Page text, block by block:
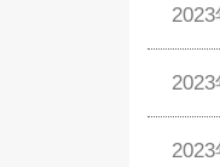
2023
2023
2023